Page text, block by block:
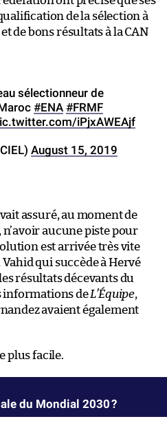
de la sélection à
de bons résultats à la CAN
sélectionneur de
#ENA #FRMF
iPjxAWEAjf
August 15, 2019
assuré, au moment de
n’avoir aucune piste pour
est arrivée très vite
qui succède à Hervé
résultats décevants du
informations deL’Équipe,
avaient également
plus facile.
du Mondial 2030 ?